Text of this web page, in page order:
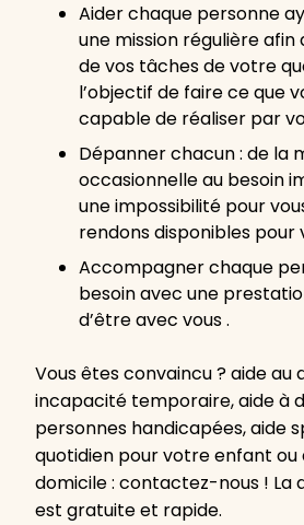
Aider chaque personne
une mission régulière afin
de vos tâches de votre
l’objectif de faire ce que
capable de réaliser par
Dépanner chacun : de la
occasionnelle au besoin
une impossibilité pour
rendons disponibles pour
Accompagner chaque
besoin avec une
d’être avec vous .
Vous êtes convaincu ? aide au
incapacité temporaire, aide à
personnes handicapées, aide
quotidien pour votre enfant ou
domicile : contactez-nous ! La
est gratuite et rapide.